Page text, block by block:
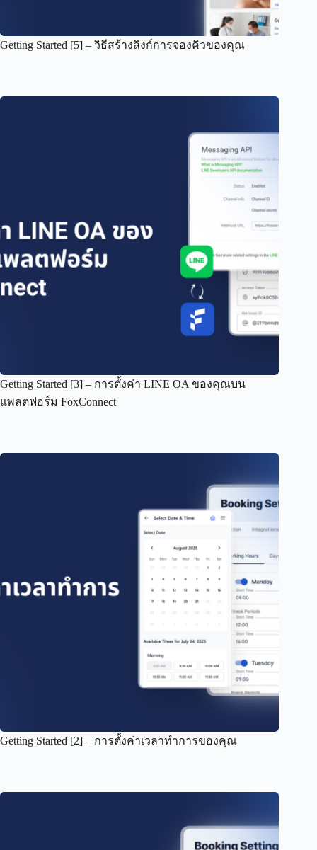
Getting Started [5] – วิธีสร้างลิงก์การจองคิวของคุณ
Getting Started [3] – การตั้งค่า LINE OA ของคุณบน
แพลตฟอร์ม FoxConnect
Getting Started [2] – การตั้งค่าเวลาทำการของคุณ